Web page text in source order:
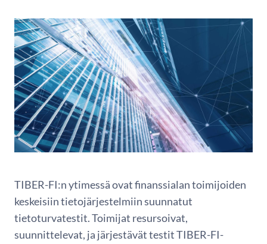
TIBER-FI:n ytimessä ovat finanssialan toimijoiden
keskeisiin tietojärjestelmiin suunnatut
tietoturvatestit. Toimijat resursoivat,
suunnittelevat, ja järjestävät testit TIBER-FI-